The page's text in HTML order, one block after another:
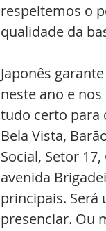
respeitemos o
qualidade da
Japonês
neste ano e
tudo certo para
Bela Vista,
Social, Setor
avenida
principais.
presenciar. Ou